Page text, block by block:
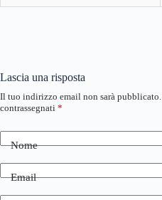
Lascia una risposta
Il tuo indirizzo email non sarà pubblicato.
contrassegnati *
Nome
Email